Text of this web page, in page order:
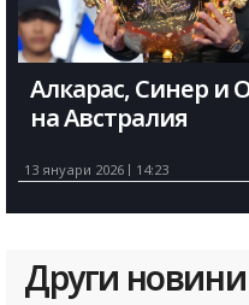
Алкарас, Синер и
на Австралия
13 януари 2026 14:23
Други новини